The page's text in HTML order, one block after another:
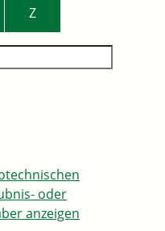
Z
oder
anzeigen